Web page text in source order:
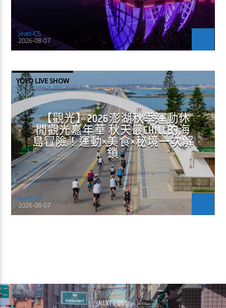
Jean-CS
2026-08-07
YOYO LIVE SHOW
【觀光】2026澎湖秋季運動休
閒觀光嘉年華 秋天最CHILL的海
島冒險！運動×美食×秘境一次解
鎖
Jean-CS
2026-08-07
NEXT POST